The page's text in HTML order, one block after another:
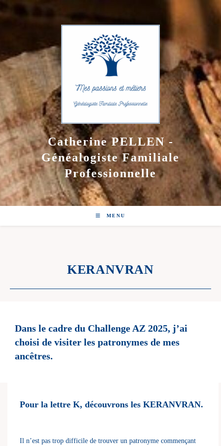
Catherine PELLEN -
Généalogiste Familiale
Professionnelle
MENU
KERANVRAN
Dans le cadre du Challenge AZ 2025, j’ai
choisi de visiter les patronymes de mes
ancêtres.
Pour la lettre K, découvrons les KERANVRAN.
Il n’est pas trop difficile de trouver un patronyme commençant